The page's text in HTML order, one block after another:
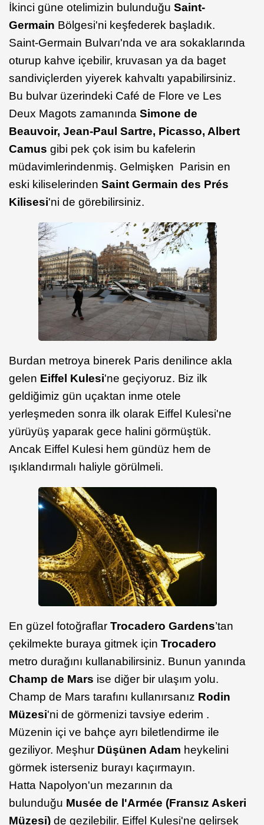
İkinci güne otelimizin bulunduğu Saint-
Germain Bölgesi'ni keşfederek başladık.
Saint-Germain Bulvarı'nda ve ara sokaklarında
oturup kahve içebilir, kruvasan ya da baget
sandiviçlerden yiyerek kahvaltı yapabilirsiniz.
Bu bulvar üzerindeki Café de Flore ve Les
Deux Magots zamanında Simone de
Beauvoir, Jean-Paul Sartre, Picasso, Albert
Camus gibi pek çok isim bu kafelerin
müdavimlerindenmiş. Gelmişken Parisin en
eski kiliselerinden Saint Germain des Prés
Kilisesi'ni de görebilirsiniz.
Burdan metroya binerek Paris denilince akla
gelen Eiffel Kulesi'ne geçiyoruz. Biz ilk
geldiğimiz gün uçaktan inme otele
yerleşmeden sonra ilk olarak Eiffel Kulesi'ne
yürüyüş yaparak gece halini görmüştük.
Ancak Eiffel Kulesi hem gündüz hem de
ışıklandırmalı haliyle görülmeli.
En güzel fotoğraflar Trocadero Gardens’tan
çekilmekte buraya gitmek için Trocadero
metro durağını kullanabilirsiniz. Bunun yanında
Champ de Mars ise diğer bir ulaşım yolu.
Champ de Mars tarafını kullanırsanız Rodin
Müzesi'ni de görmenizi tavsiye ederim .
Müzenin içi ve bahçe ayrı biletlendirme ile
geziliyor. Meşhur Düşünen Adam heykelini
görmek isterseniz burayı kaçırmayın.
Hatta Napolyon'un mezarının da
bulunduğu Musée de l'Armée (Fransız Askeri
Müzesi) de gezilebilir. Eiffel Kulesi'ne gelirsek